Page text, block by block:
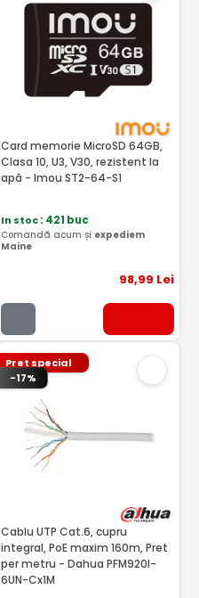
Card memorie MicroSD 64GB,
Clasa 10, U3, V30, rezistent la
apă - Imou ST2-64-S1
In stoc: 421 buc
Comandă acum și expediem
Maine
98,99 Lei
Pret special
-17%
Cablu UTP Cat.6, cupru
integral, PoE maxim 160m, Pret
per metru - Dahua PFM920I-
6UN-Cx1M